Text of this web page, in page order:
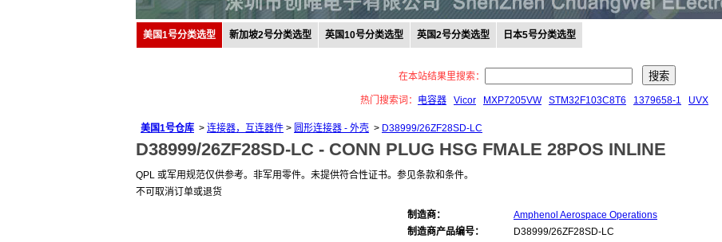
美国1号分类选型 新加坡2号分类选型 英国10号分类选型 英国2号分类选型 日本5号分类选型
在本站结果里搜索：
热门搜索词： 电容器 Vicor MXP7205VW STM32F103C8T6 1379658-1 UVX
美国1号仓库 > 连接器，互连器件 > 圆形连接器 - 外壳 > D38999/26ZF28SD-LC
D38999/26ZF28SD-LC - CONN PLUG HSG FMALE 28POS INLINE
QPL 或军用规范仅供参考。非军用零件。未提供符合性证书。参见条款和条件。
不可取消订单或退货
制造商：
Amphenol Aerospace Operations
制造商产品编号：
D38999/26ZF28SD-LC